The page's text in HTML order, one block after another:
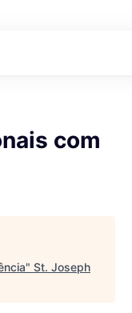
com
" St. Joseph